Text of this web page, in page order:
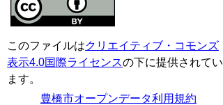
このファイルはクリエイティブ・コモンズ
表示4.0国際ライセンスの下に提供されてい
ます。
豊橋市オープンデータ利用規約